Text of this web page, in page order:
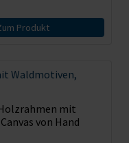
Produkt
Waldmotiven,
mit
von Hand